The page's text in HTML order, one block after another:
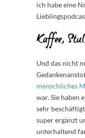
ich habe eine
Kaffee,
Und das nicht
menschliches
war. Sie haben
sehr
super ergänzt
unterhaltend